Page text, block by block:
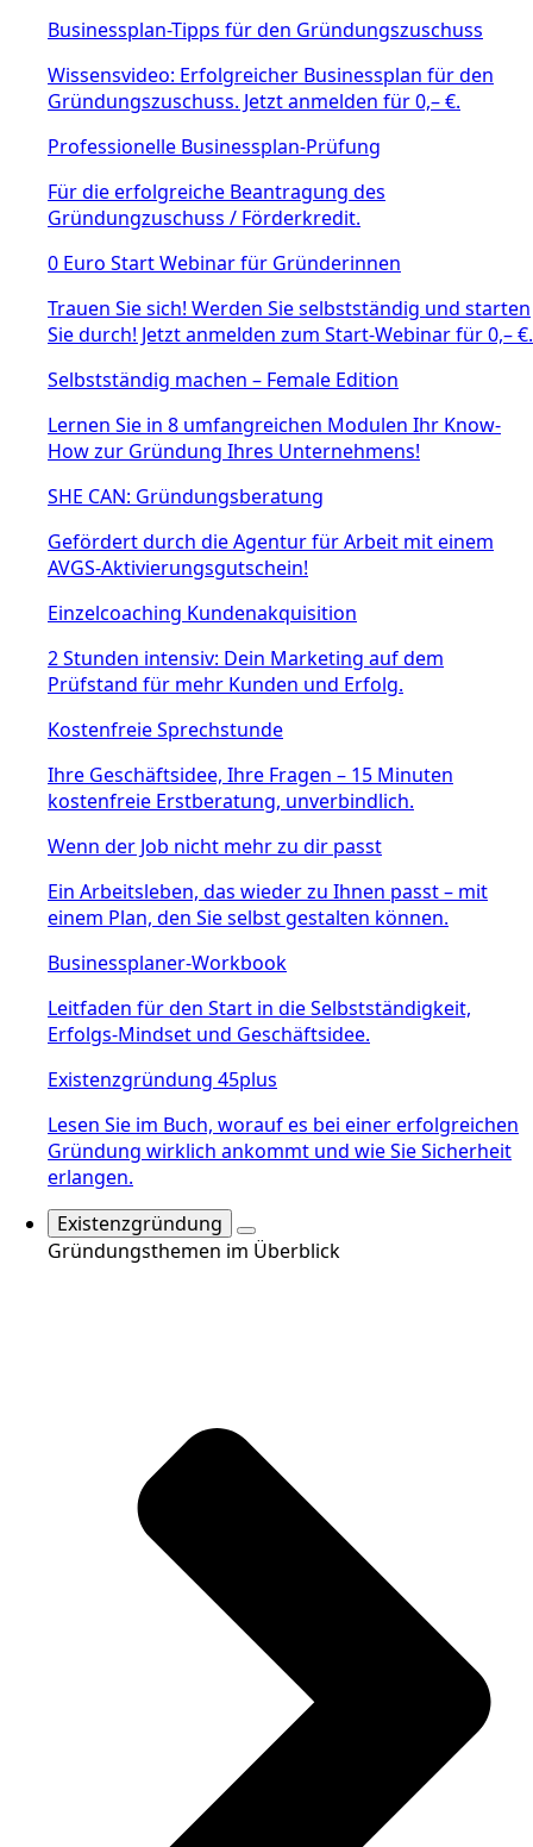
Businessplan-Tipps für den Gründungszuschuss
Wissensvideo: Erfolgreicher Businessplan für den
Gründungszuschuss. Jetzt anmelden für 0,– €.
Professionelle Businessplan-Prüfung
Für die erfolgreiche Beantragung des
Gründungzuschuss / Förderkredit.
0 Euro Start Webinar für Gründerinnen
Trauen Sie sich! Werden Sie selbstständig und starten
Sie durch! Jetzt anmelden zum Start-Webinar für 0,– €.
Selbstständig machen – Female Edition
Lernen Sie in 8 umfangreichen Modulen Ihr Know-
How zur Gründung Ihres Unternehmens!
SHE CAN: Gründungsberatung
Gefördert durch die Agentur für Arbeit mit einem
AVGS-Aktivierungsgutschein!
Einzelcoaching Kundenakquisition
2 Stunden intensiv: Dein Marketing auf dem
Prüfstand für mehr Kunden und Erfolg.
Kostenfreie Sprechstunde
Ihre Geschäftsidee, Ihre Fragen – 15 Minuten
kostenfreie Erstberatung, unverbindlich.
Wenn der Job nicht mehr zu dir passt
Ein Arbeitsleben, das wieder zu Ihnen passt – mit
einem Plan, den Sie selbst gestalten können.
Businessplaner-Workbook
Leitfaden für den Start in die Selbstständigkeit,
Erfolgs-Mindset und Geschäftsidee.
Existenzgründung 45plus
Lesen Sie im Buch, worauf es bei einer erfolgreichen
Gründung wirklich ankommt und wie Sie Sicherheit
erlangen.
Existenzgründung
Gründungsthemen im Überblick